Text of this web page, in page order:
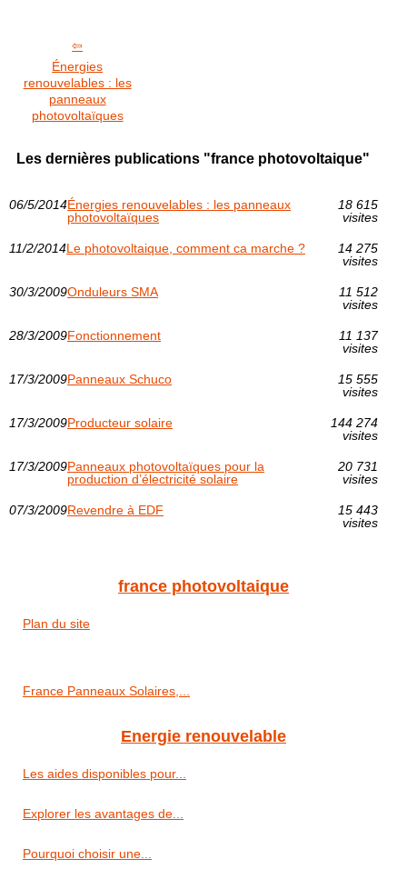
Énergies
renouvelables : les
panneaux
photovoltaïques
Les dernières publications "france photovoltaique"
06/5/2014Énergies renouvelables : les panneaux
photovoltaïques
18 615
visites
11/2/2014Le photovoltaique, comment ca marche ?
14 275
visites
30/3/2009Onduleurs SMA
11 512
visites
28/3/2009Fonctionnement
11 137
visites
17/3/2009Panneaux Schuco
15 555
visites
17/3/2009Producteur solaire
144 274
visites
17/3/2009Panneaux photovoltaïques pour la
production d’électricité solaire
20 731
visites
07/3/2009Revendre à EDF
15 443
visites
france photovoltaique
Plan du site
France Panneaux Solaires,...
Energie renouvelable
Les aides disponibles pour...
Explorer les avantages de...
Pourquoi choisir une...